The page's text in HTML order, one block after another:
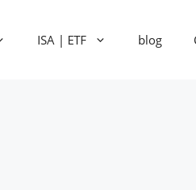
ISA | ETF blog